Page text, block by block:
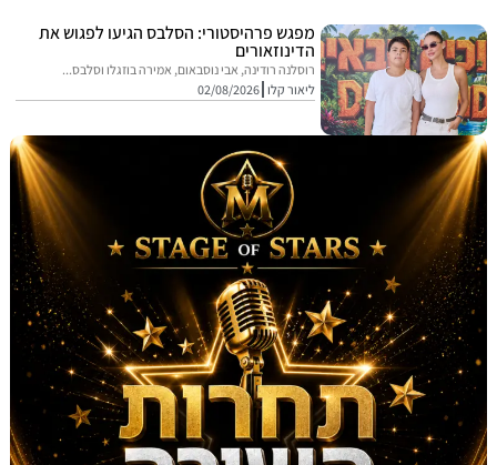
מפגש פרהיסטורי: הסלבס הגיעו לפגוש את
הדינוזאורים
רוסלנה רודינה, אבי נוסבאום, אמירה בוזגלו וסלבס...
ליאור קלו 02/08/2026